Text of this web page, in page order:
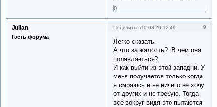
0
Поделиться 9
10.03.20 12:49
Julian
Гость форума
Легко сказать.
А что за жалость? В чем она
полявляеться?
И как выйти из этой западни. У
меня получается только когда
я смряюсь и не ничего не хочу
от других и не требую. Тогда
все вокруг видя это пытаются